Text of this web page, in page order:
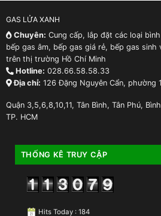
GAS LỬA XANH
Chuyên: Cung cấp, lắp đặt các loại
bếp gas âm, bếp gas giá rẻ, bếp gas sinh
trên thị trường Hồ Chí Minh
Hotline: 028.66.58.58.33
Địa chỉ: 126 Đặng Nguyên Cẩn, phường
Quận 3,5,6,8,10,11, Tân Bình, Tân Phú,
TP. HCM
THỐNG KÊ TRUY CẬP
Hits Today : 184